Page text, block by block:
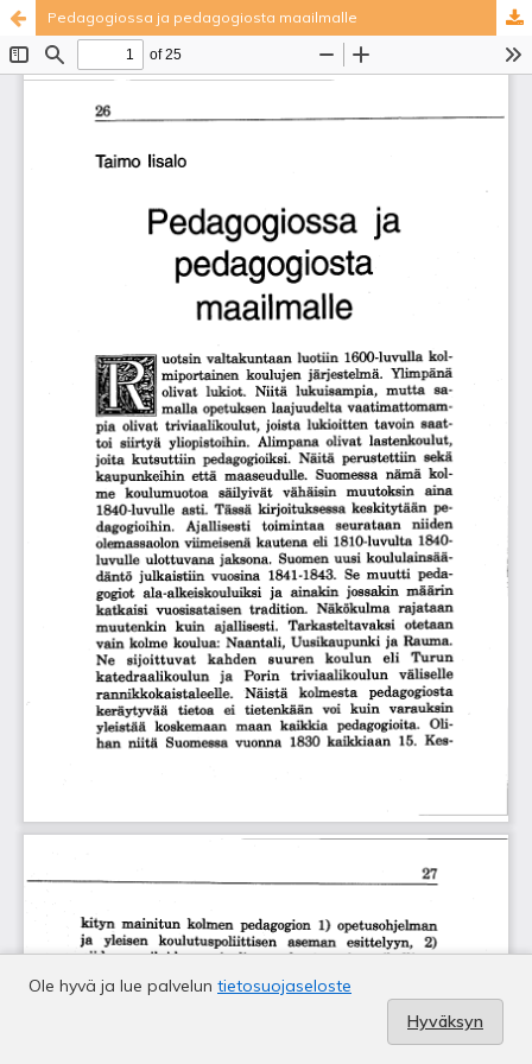
Pedagogiossa ja pedagogiosta maailmalle
Ole hyvä ja lue palvelun tietosuojaseloste
Hyväksyn
Palvelua ylläpitää